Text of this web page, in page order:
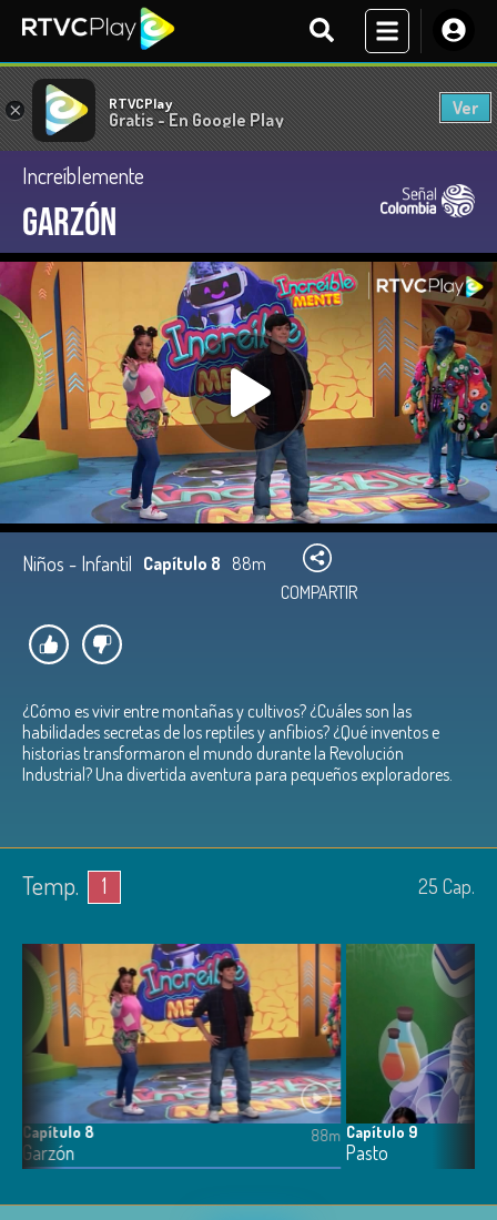
× RTVCPlay
Gratis - En Google Play
Ver
Increíblemente
Garzón
Niños - Infantil Capítulo 8 88m
COMPARTIR
¿Cómo es vivir entre montañas y cultivos? ¿Cuáles son las
habilidades secretas de los reptiles y anfibios? ¿Qué inventos e
historias transformaron el mundo durante la Revolución
Industrial? Una divertida aventura para pequeños exploradores.
Temp. 1 25 Cap.
Capítulo 8
Garzón
88m Capítulo 9
Pasto